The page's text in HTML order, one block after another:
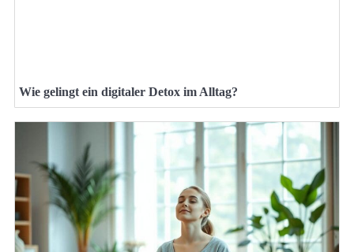
Wie gelingt ein digitaler Detox im Alltag?